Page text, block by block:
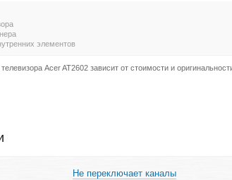
элементов
Acer AT2602 зависит от стоимости и
Не переключает каналы